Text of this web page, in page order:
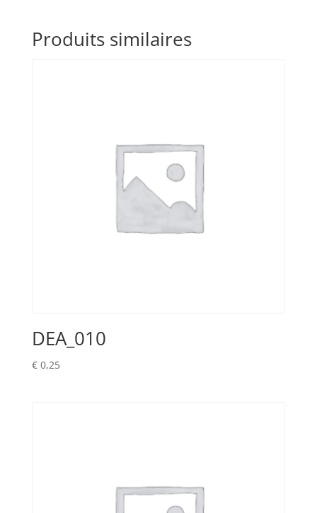
Produits similaires
DEA_010
€0,25